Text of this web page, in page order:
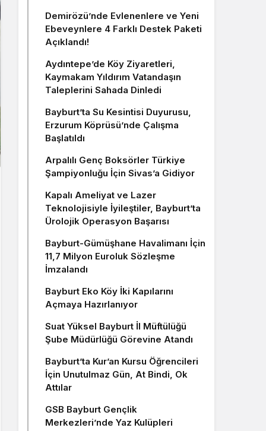
Demirözü’nde Evlenenlere ve Yeni
Ebeveynlere 4 Farklı Destek Paketi
Açıklandı!
Aydıntepe’de Köy Ziyaretleri,
Kaymakam Yıldırım Vatandaşın
Taleplerini Sahada Dinledi
Bayburt’ta Su Kesintisi Duyurusu,
Erzurum Köprüsü’nde Çalışma
Başlatıldı
Arpalılı Genç Boksörler Türkiye
Şampiyonluğu İçin Sivas’a Gidiyor
Kapalı Ameliyat ve Lazer
Teknolojisiyle İyileştiler, Bayburt’ta
Ürolojik Operasyon Başarısı
Bayburt-Gümüşhane Havalimanı İçin
11,7 Milyon Euroluk Sözleşme
İmzalandı
Bayburt Eko Köy İki Kapılarını
Açmaya Hazırlanıyor
Suat Yüksel Bayburt İl Müftülüğü
Şube Müdürlüğü Görevine Atandı
Bayburt’ta Kur’an Kursu Öğrencileri
İçin Unutulmaz Gün, At Bindi, Ok
Attılar
GSB Bayburt Gençlik
Merkezleri’nde Yaz Kulüpleri